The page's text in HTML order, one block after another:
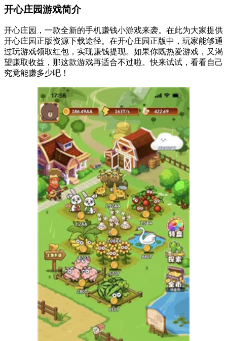
开心庄园游戏简介
开心庄园，一款全新的手机赚钱小游戏来袭。在此为大家提供
开心庄园正版资源下载途径。在开心庄园正版中，玩家能够通
过玩游戏领取红包，实现赚钱提现。如果你既热爱游戏，又渴
望赚取收益，那这款游戏再适合不过啦。快来试试，看看自己
究竟能赚多少吧！